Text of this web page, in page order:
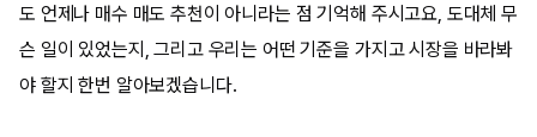
도 언제나 매수 매도 추천이 아니라는 점 기억해 주시고요, 도대체 무
슨 일이 있었는지, 그리고 우리는 어떤 기준을 가지고 시장을 바라봐
야 할지 한번 알아보겠습니다.